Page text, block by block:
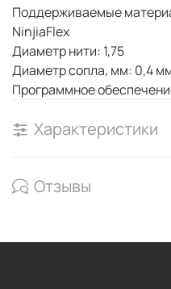
Поддерживаемые
NinjiaFlex
Диаметр нити: 1,75
Диаметр сопла, мм: 0,4
Программное
Характеристики
Отзывы